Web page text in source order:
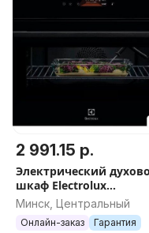
2 991.15 р.
Электрический
шкаф Electrolux
MealAssist CombiQuick
LVL8E09Z
Минск, Центральный
Онлайн-заказ Гарантия